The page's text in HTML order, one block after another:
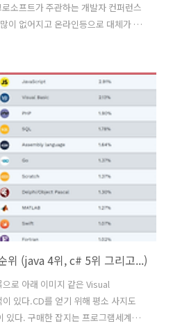
소프트가 주관하는 개발자 컨퍼런스
이 없어지고 온라인등으로 대체가 되
올해는 11월 14~16일까지 열
. 당장 .NET 8이 나와도 사이트의
마이그리에션 등의 계획은 없다. 그러
족했던 부분들이 많이 개선 또는 향
다. 업계?에서는게임체인저라고 까
위 (java 4위, c# 5위 그리고...)
로 아래 이미지 같은 Visual
있다.CD를 얻기 위해 평소 사지도
있다. 구매한 잡지는 프로그램세계인